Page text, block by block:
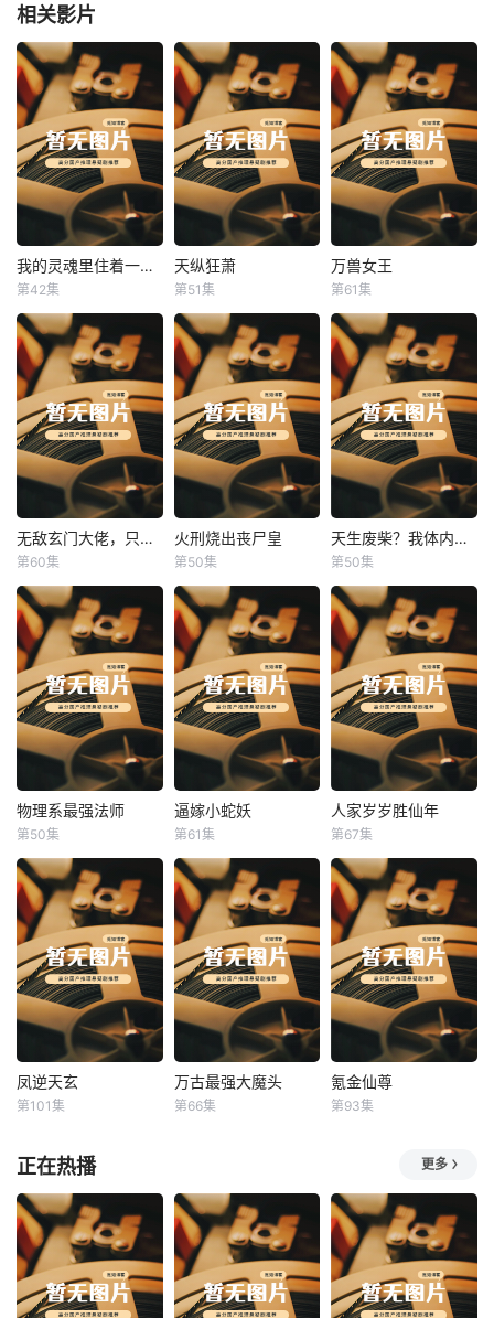
相关影片
我的灵魂里住着一条龙 我的灵魂里住着一条龙
第42集
天纵狂萧
天纵狂萧
第51集
万兽女王
万兽女王
第61集
无敌玄门大佬，只听姐姐的话 无敌玄门大佬，只听姐姐的话
第60集
火刑烧出丧尸皇
火刑烧出丧尸皇
第50集
天生废柴？我体内有神血 天生废柴？我体内有神血
第50集
物理系最强法师
物理系最强法师
第50集
逼嫁小蛇妖
逼嫁小蛇妖
第61集
人家岁岁胜仙年
人家岁岁胜仙年
第67集
凤逆天玄
凤逆天玄
第101集
万古最强大魔头
万古最强大魔头
第66集
氪金仙尊
氪金仙尊
第93集
正在热播 更多